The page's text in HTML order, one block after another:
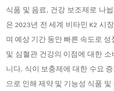
식품 및 음료, 건강 보조제로 나
은 2023년 전 세계 비타민 K2 시
며 예상 기간 동안 빠른 속도로
및 심혈관 건강의 이점에 대한
니다. 식이 보충제에 대한 수요
으로 인해 제약 및 기능성 식품